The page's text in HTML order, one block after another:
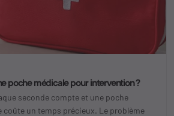
poche médicale pour intervention ?
seconde compte et une poche
coûte un temps précieux. Le problème